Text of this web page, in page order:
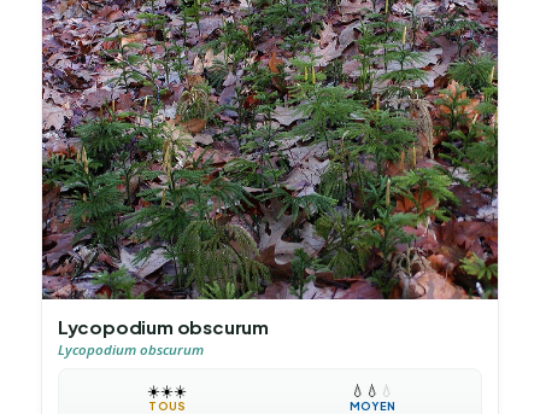
Lycopodium obscurum
Lycopodium obscurum
☀️☀️☀️
TOUS
💧 💧 💧
MOYEN